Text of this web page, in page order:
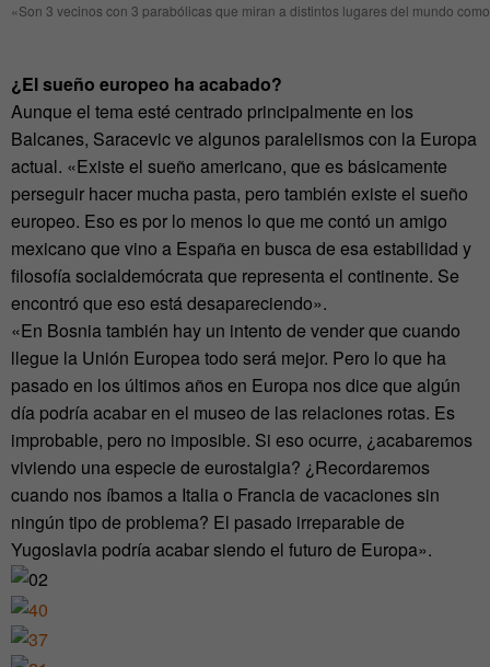
«Son 3 vecinos con 3 parabólicas que miran a distintos lugares del mundo
¿El sueño europeo ha acabado?
Aunque el tema esté centrado principalmente en los
Balcanes, Saracevic ve algunos paralelismos con la Europa
actual. «Existe el sueño americano, que es básicamente
perseguir hacer mucha pasta, pero también existe el sueño
europeo. Eso es por lo menos lo que me contó un amigo
mexicano que vino a España en busca de esa estabilidad y
filosofía socialdemócrata que representa el continente. Se
encontró que eso está desapareciendo».
«En Bosnia también hay un intento de vender que cuando
llegue la Unión Europea todo será mejor. Pero lo que ha
pasado en los últimos años en Europa nos dice que algún
día podría acabar en el museo de las relaciones rotas. Es
improbable, pero no imposible. Si eso ocurre, ¿acabaremos
viviendo una especie de eurostalgia? ¿Recordaremos
cuando nos íbamos a Italia o Francia de vacaciones sin
ningún tipo de problema? El pasado irreparable de
Yugoslavia podría acabar siendo el futuro de Europa».